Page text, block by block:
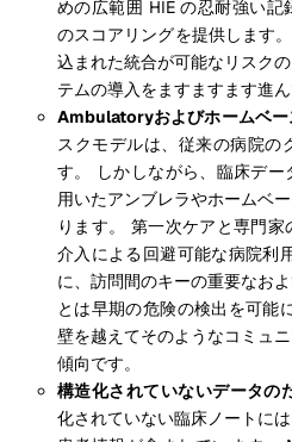
めの広範囲 HIE の忍耐強い
のスコアリングを提供します
込まれた統合が可能なリスク
テムの導入をますますます進ん
Ambulatoryおよびホームベ
スクモデルは、従来の病院の
す。 しかしながら、臨床デ
用いたアンブレラやホームベ
ります。 第一次ケアと専門
介入による回避可能な病院利
に、訪問間のキーの重要なお
とは早期の危険の検出を可能
壁を越えてそのようなコミュ
傾向です。
構造化されていないデータの
化されていない臨床ノートに